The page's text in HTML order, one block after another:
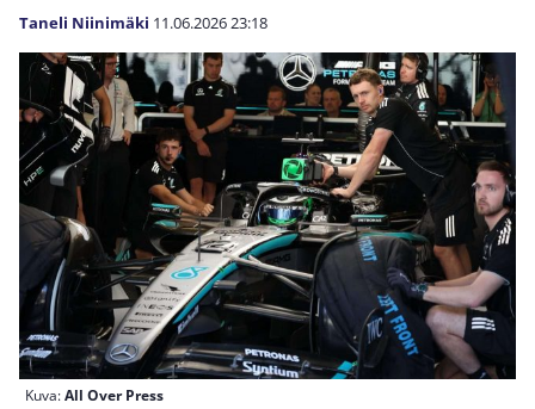
Taneli Niinimäki 11.06.202623:18
Kuva:All Over Press